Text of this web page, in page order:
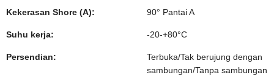
Kekerasan Shore (A): 90° Pantai A
Suhu kerja: -20-+80°C
Persendian:
Terbuka/Tak berujung dengan
sambungan/Tanpa sambungan